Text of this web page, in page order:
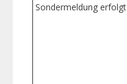
Sondermeldung erfolgt